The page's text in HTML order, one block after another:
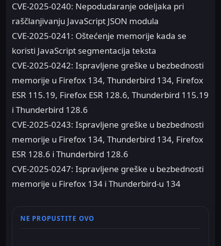
CVE-2025-0240: Nepodudaranje odeljaka pri
raščlanjivanju JavaScript JSON modula
CVE-2025-0241: Oštećenje memorije kada se
koristi JavaScript segmentacija teksta
CVE-2025-0242: Ispravljene greške u bezbednosti
memorije u Firefox 134, Thunderbird 134, Firefox
ESR 115.19, Firefox ESR 128.6, Thunderbird 115.19
i Thunderbird 128.6
CVE-2025-0243: Ispravljene greške u bezbednosti
memorije u Firefox 134, Thunderbird 134, Firefox
ESR 128.6 i Thunderbird 128.6
CVE-2025-0247: Ispravljene greške u bezbednosti
memorije u Firefox 134 i Thunderbird-u 134
NE PROPUSTITE OVO